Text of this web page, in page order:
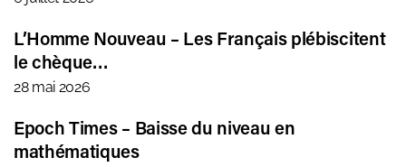
L’Homme Nouveau – Les Français plébiscitent
le chèque…
28 mai 2026
Epoch Times – Baisse du niveau en
mathématiques